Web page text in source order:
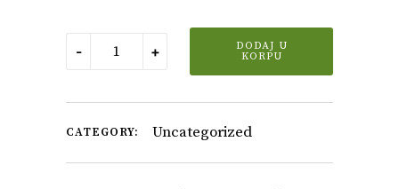
bila:
2.868,00 рсд.
2.590,00
- +
DODAJ U
KORPU
CATEGORY: Uncategorized